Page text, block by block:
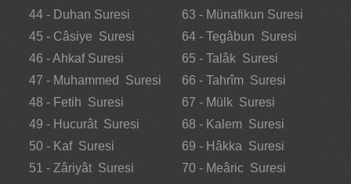
44 - Duhan Suresi
45 - Câsiye Suresi
46 - Ahkaf Suresi
47 - Muhammed Suresi
48 - Fetih Suresi
49 - Hucurât Suresi
50 - Kaf Suresi
51 - Zâriyât Suresi
63 - Münafikun Suresi
64 - Tegâbun Suresi
65 - Talâk Suresi
66 - Tahrîm Suresi
67 - Mülk Suresi
68 - Kalem Suresi
69 - Hâkka Suresi
70 - Meâric Suresi